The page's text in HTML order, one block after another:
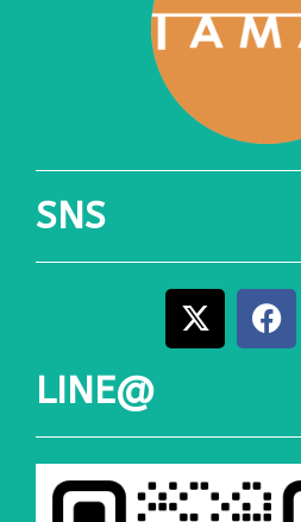
SNS
LINE@